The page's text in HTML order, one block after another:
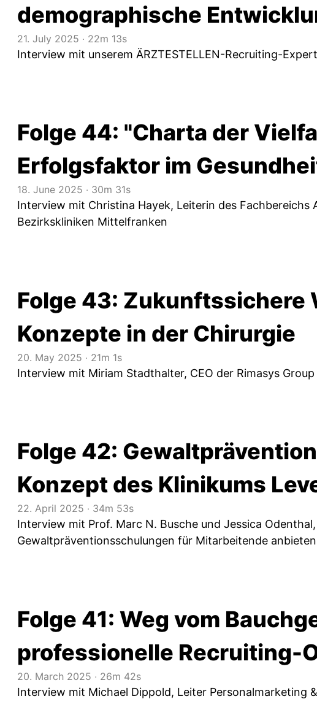
demographische
21. July 2025 ‧ 22m 13s
Interview mit unserem ÄRZTESTELLEN-Recruiting-
Folge 44: "Charta der
Erfolgsfaktor im
18. June 2025 ‧ 30m 31s
Interview mit Christina Hayek, Leiterin des
Bezirkskliniken Mittelfranken
Folge 43: Zukunftssichere
Konzepte in der Chirurgie
20. May 2025 ‧ 21m 1s
Interview mit Miriam Stadthalter, CEO der Rimasys Group
Folge 42:
Konzept des Klinikums
22. April 2025 ‧ 34m 53s
Interview mit Prof. Marc N. Busche und Jessica
Gewaltpräventionsschulungen für Mitarbeitende anbieten
Folge 41: Weg vom
professionelle Recruiting-
20. March 2025 ‧ 26m 42s
Interview mit Michael Dippold, Leiter Personalmarketing